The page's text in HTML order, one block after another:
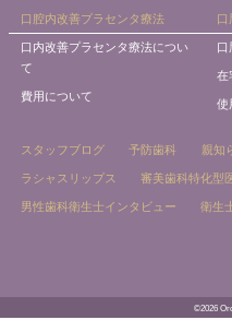
口腔内改善プラセンタ療法
口内改善プラセンタ療法につい
て
費用について
口
口
在
使
スタッフブログ 予防歯科 親知
ラシャスリップス 審美歯科特化型
男性歯科衛生士インタビュー 衛生
©2026